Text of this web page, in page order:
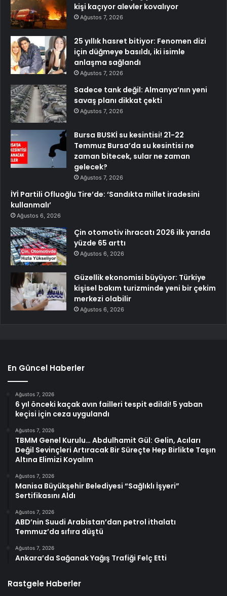
kişi kaçıyor alevler kovalıyor
Ağustos 7, 2026
25 yıllık hasret bitiyor: Fenomen dizi
için düğmeye basıldı, iki isimle
anlaşma sağlandı
Ağustos 7, 2026
Sadece tank değil: Almanya’nın yeni
savaş planı dikkat çekti
Ağustos 7, 2026
Bursa BUSKİ su kesintisi! 21-22
Temmuz Bursa’da su kesintisi ne
zaman bitecek, sular ne zaman
gelecek?
Ağustos 7, 2026
İYİ Partili Ofluoğlu Tire’de: ‘Sandıkta millet iradesini
kullanmalı’
Ağustos 6, 2026
Çin otomotiv ihracatı 2026 ilk yarıda
yüzde 65 arttı
Ağustos 6, 2026
Güzellik ekonomisi büyüyor: Türkiye
kişisel bakım turizminde yeni bir çekim
merkezi olabilir
Ağustos 6, 2026
En Güncel Haberler
Ağustos 7, 2026
6 yıl önceki kaçak avın failleri tespit edildi! 5 yaban
keçisi için ceza uygulandı
Ağustos 7, 2026
TBMM Genel Kurulu… Abdulhamit Gül: Gelin, Acıları
Değil Sevinçleri Artıracak Bir Süreçte Hep Birlikte Taşın
Altına Elimizi Koyalım
Ağustos 7, 2026
Manisa Büyükşehir Belediyesi “Sağlıklı İşyeri”
Sertifikasını Aldı
Ağustos 7, 2026
ABD’nin Suudi Arabistan’dan petrol ithalatı
Temmuz’da sıfıra düştü
Ağustos 7, 2026
Ankara’da Sağanak Yağış Trafiği Felç Etti
Rastgele Haberler